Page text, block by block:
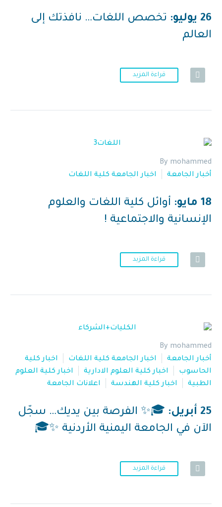
26 يوليو:
تخصص اللغات… نافذتك إلى
العالم
قراءة المزيد
By mohammed
أخبار الجامعة
اخبار الجامعة كلية اللغات
18 مايو:
أوائل كلية اللغات والعلوم
الإنسانية والاجتماعية !
قراءة المزيد
By mohammed
أخبار الجامعة
اخبار الجامعة كلية اللغات
اخبار كلية
الحاسوب
اخبار كلية العلوم الادارية
اخبار كلية العلوم
الطبية
اخبار كلية الهندسة اعلانات الجامعة
25 أبريل:
🎓✨ الفرصة بين يديك… سجّل
الآن في الجامعة اليمنية الأردنية ✨🎓
قراءة المزيد